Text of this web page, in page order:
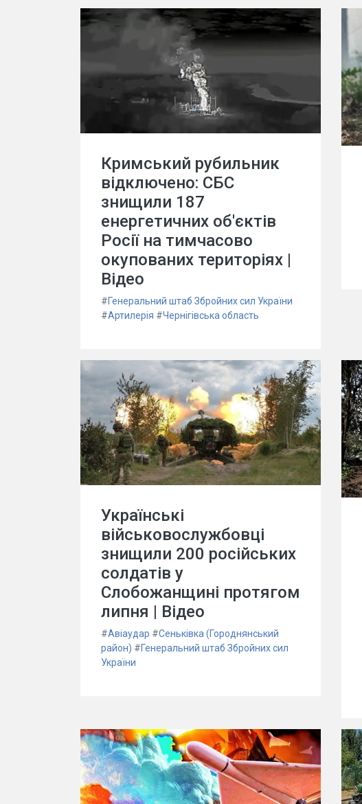
Кримський рубильник
відключено: СБС
знищили 187
енергетичних об'єктів
Росії на тимчасово
окупованих територіях |
Відео
#Генеральний штаб Збройних сил України
#Артилерія #Чернігівська область
Українські
військовослужбовці
знищили 200 російських
солдатів у
Слобожанщині протягом
липня | Відео
#Авіаудар #Сеньківка (Городнянський
район) #Генеральний штаб Збройних сил
України